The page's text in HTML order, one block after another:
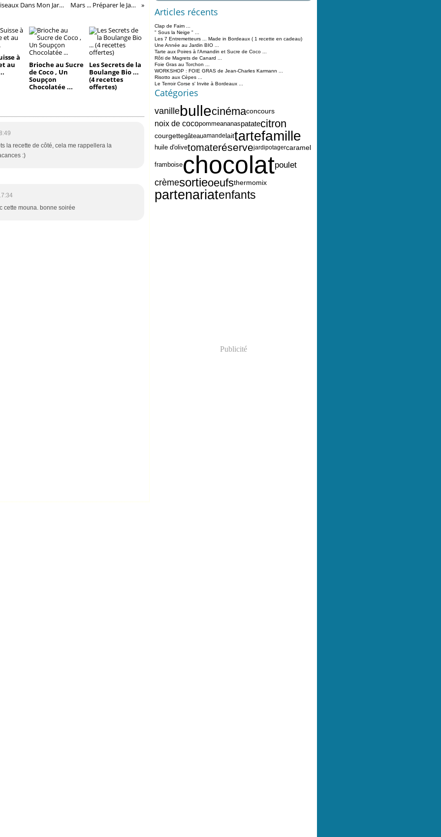
J' Accueille et J' Observe Les Oiseaux Dans Mon Jardin ... Mars ... Préparer le Jardin
à
au
Brioche au Sucre
de Coco , Un
Soupçon
Chocolatée ...
Les Secrets de la
Boulange Bio ...
(4 recettes
offertes)
la recette de côté, cela me rappellera la
:)
cette mouna. bonne soirée
Articles récents
Clap de Faim ...
" Sous la Neige " ...
Les 7 Entremetteurs ... Made in Bordeaux ( 1 recette en cadeau)
Une Année au Jardin BIO ...
Tarte aux Poires à l'Amandin et Sucre de Coco ...
Rôti de Magrets de Canard ...
Foie Gras au Torchon ...
WORKSHOP : FOIE GRAS de Jean-Charles Karmann ...
Risotto aux Cèpes ...
Le Terroir Corse s' Invite à Bordeaux ...
Catégories
vanillebullecinémaconcours
noix de cocopommeananaspatatecitron
courgettegâteauamandelaittartefamille
huile d'olivetomateréservejardipotagercaramel
framboisechocolatpoulet
crèmesortieoeufsthermomix
partenariatenfants
Publicité